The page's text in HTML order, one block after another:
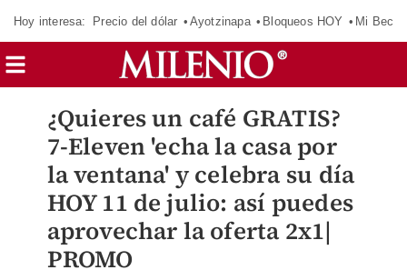
Hoy interesa: Precio del dólar Ayotzinapa Bloqueos HOY Mi Beca
¿Quieres un café GRATIS?
7-Eleven 'echa la casa por
la ventana' y celebra su día
HOY 11 de julio: así puedes
aprovechar la oferta 2x1|
PROMO